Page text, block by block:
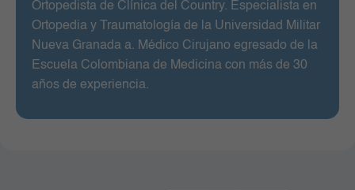
Ortopedista de Clínica del Country. Especialista en
Ortopedia y Traumatología de la Universidad Militar
Nueva Granada a. Médico Cirujano egresado de la
Escuela Colombiana de Medicina con más de 30
años de experiencia.